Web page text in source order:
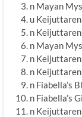
n Mayan
u
n
n Mayan
n
n
n Fiabella’s
n Fiabella’s
n